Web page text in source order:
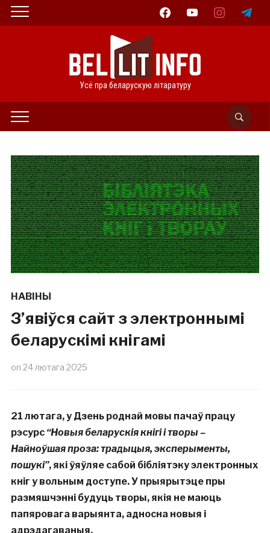
facebookyoutube instagramtelegram
Усё пра беларускую літаратуру
НАВІНЫ
З’явіўся сайт з электроннымі
беларускімі кнігамі
on 24 лютага 2025
21 лютага, у Дзень роднай мовы пачаў працу
рэсурс “Новыя беларускія кнігі і творы –
Найноўшая проза: традыцыя, эксперыменты,
пошукі”, які ўяўляе сабой бібліятэку электронных
кніг у вольным доступе. У прыярытэце пры
размяшчэнні будуць творы, якія не маюць
папяровага варыянта, адносна новыя і
адрэдагаваныя.